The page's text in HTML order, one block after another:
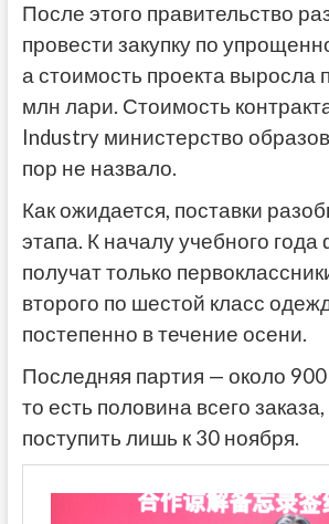
После этого правительство
провести закупку по
а стоимость проекта выросла
млн лари. Стоимость
Industry министерство
пор не назвало.
Как ожидается, поставки
этапа. К началу учебного
получат только
второго по шестой класс
постепенно в течение осени.
Последняя партия — около
то есть половина всего
поступить лишь к 30 ноября.